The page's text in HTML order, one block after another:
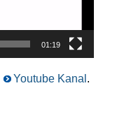
01:19
Youtube Kanal .